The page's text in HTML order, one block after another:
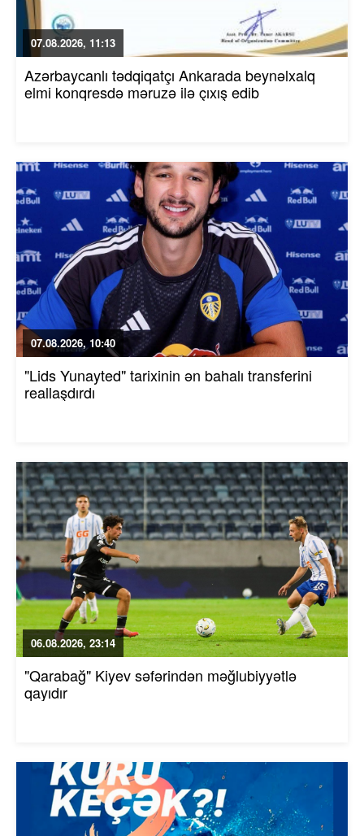
07.08.2026, 11:13
Azərbaycanlı tədqiqatçı Ankarada beynəlxalq
elmi konqresdə məruzə ilə çıxış edib
07.08.2026, 10:40
"Lids Yunayted" tarixinin ən bahalı transferini
reallaşdırdı
06.08.2026, 23:14
"Qarabağ" Kiyev səfərindən məğlubiyyətlə
qayıdır